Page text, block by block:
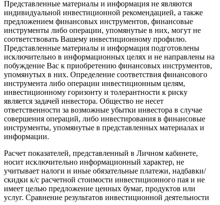
Представленные материалы и информация не являются
индивидуальной инвестиционной рекомендацией, а также
предложением финансовых инструментов, финансовые
инструменты либо операции, упомянутые в них, могут не
соответствовать Вашему инвестиционному профилю.
Представленные материалы и информация подготовлены
исключительно в информационных целях и не направлены на
побуждение Вас к приобретению финансовых инструментов,
упомянутых в них. Определение соответствия финансового
инструмента либо операции инвестиционным целям,
инвестиционному горизонту и толерантности к риску
является задачей инвестора. Общество не несет
ответственности за возможные убытки инвестора в случае
совершения операций, либо инвестирования в финансовые
инструменты, упомянутые в представленных материалах и
информации.
Расчет показателей, представленный в Личном кабинете,
носит исключительно информационный характер, не
учитывает налоги и иные обязательные платежи, надбавки/
скидки к/с расчетной стоимости инвестиционного пая и не
имеет целью предложение ценных бумаг, продуктов или
услуг. Сравнение результатов инвестиционной деятельности